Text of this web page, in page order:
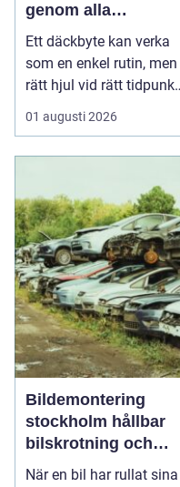
genom alla
säsonger
Ett däckbyte kan verka
som en enkel rutin, men
rätt hjul vid rätt tidpunkt
är avgörande för både
säkerhet, komfort och
snabbt och somrarna
bjuda på både regn och
hetta, behöver bilägare
ha koll på lagar, vä...
01 augusti 2026
Bildemontering
stockholm hållbar
bilskrotning och
smart reservdelsjakt
När en bil har rullat sina